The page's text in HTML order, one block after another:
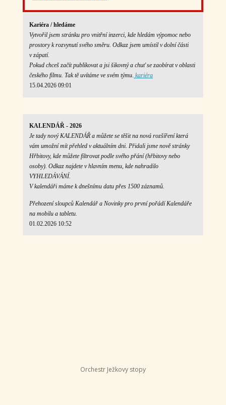
Kariéra / hledáme
Vytvořil jsem stránku pro vnitřní inzerci, kde hledám výpomoc nebo
prostory k rozvynutí svého směru. Odkaz jsem umístil v dolní části
v zápatí.
Pokud chceš začít publikovat a jsi šikovný a chuť se zaobírat v oblasti
českého filmu. Tak tě uvítáme ve svém týmu. kariéra
15.04.2026 09:01
KALENDÁŘ - 2026
Je tady nový KALENDÁŘ a můžete se těšit na nová rozšíření která
vám umožní mít přehled v aktuálním dni. Přidali jsme nově stránky
Hřbitovy, kde můžete filtrovat podle svého přání (hřbitovy nebo
osoby). Odkaz najdete v hlavním menu, kde nahradilo
VYHLEDÁVÁNÍ.
V kalendáři máme k dnešnímu datu přes 1500 záznamů.
Přehození sloupců Kalendář a Novinky pro první pořádí Kalendáře
na mobilu a tabletu.
01.02.2026 10:52
Orchestr Ježkovy stopy